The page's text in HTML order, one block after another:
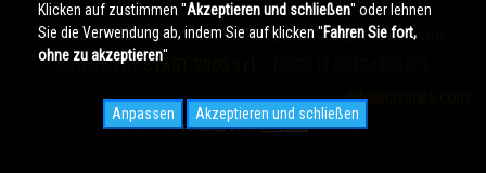
Cividale.COMCopyright © 2000 - 2026 All Rights Reserved
powered bySTART 2000 s.r.l.
info@cividale.com
Klicken auf zustimmen ''Akzeptieren und schließen'' oder lehnen
Sie die Verwendung ab, indem Sie auf klicken ''Fahren Sie fort,
ohne zu akzeptieren''
Anpassen Akzeptieren und schließen